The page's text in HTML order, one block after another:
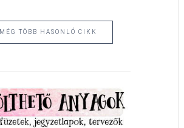
MÉG TÖBB HASONLÓ CIKK